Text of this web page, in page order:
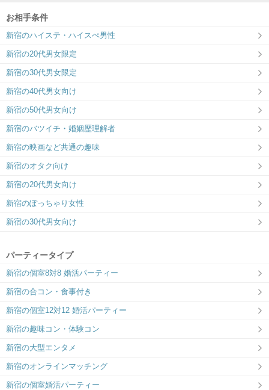
新宿西口ラウンジ11F
婚活初心者応援ラウンジ！
4月リニューアルオープン！ホテルライク
新宿/OAK LOUNGE
”1on1”で出会う事に特化した会場
格式のある大人の出会い場
お相手条件
新宿のハイステ・ハイスぺ男性
新宿の20代男女限定
新宿の30代男女限定
新宿の40代男女向け
新宿の50代男女向け
新宿のバツイチ・婚姻歴理解者
新宿の映画など共通の趣味
新宿のオタク向け
新宿の20代男女向け
新宿のぽっちゃり女性
新宿の30代男女向け
パーティータイプ
新宿の個室8対8 婚活パーティー
新宿の合コン・食事付き
新宿の個室12対12 婚活パーティー
新宿の趣味コン・体験コン
新宿の大型エンタメ
新宿のオンラインマッチング
新宿の個室婚活パーティー